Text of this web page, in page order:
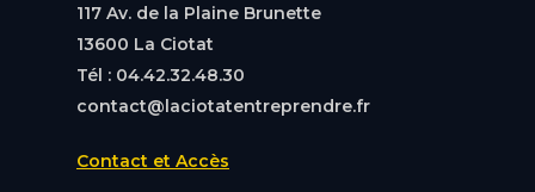
117 Av. de la Plaine Brunette
13600 La Ciotat
Tél : 04.42.32.48.30
contact@laciotatentreprendre.fr
Contact et Accès